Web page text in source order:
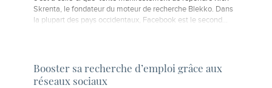
Skrenta, le fondateur du moteur de recherche Blekko. Dans
la plupart des pays occidentaux, Facebook est le second…
Booster sa recherche d’emploi grâce aux
réseaux sociaux